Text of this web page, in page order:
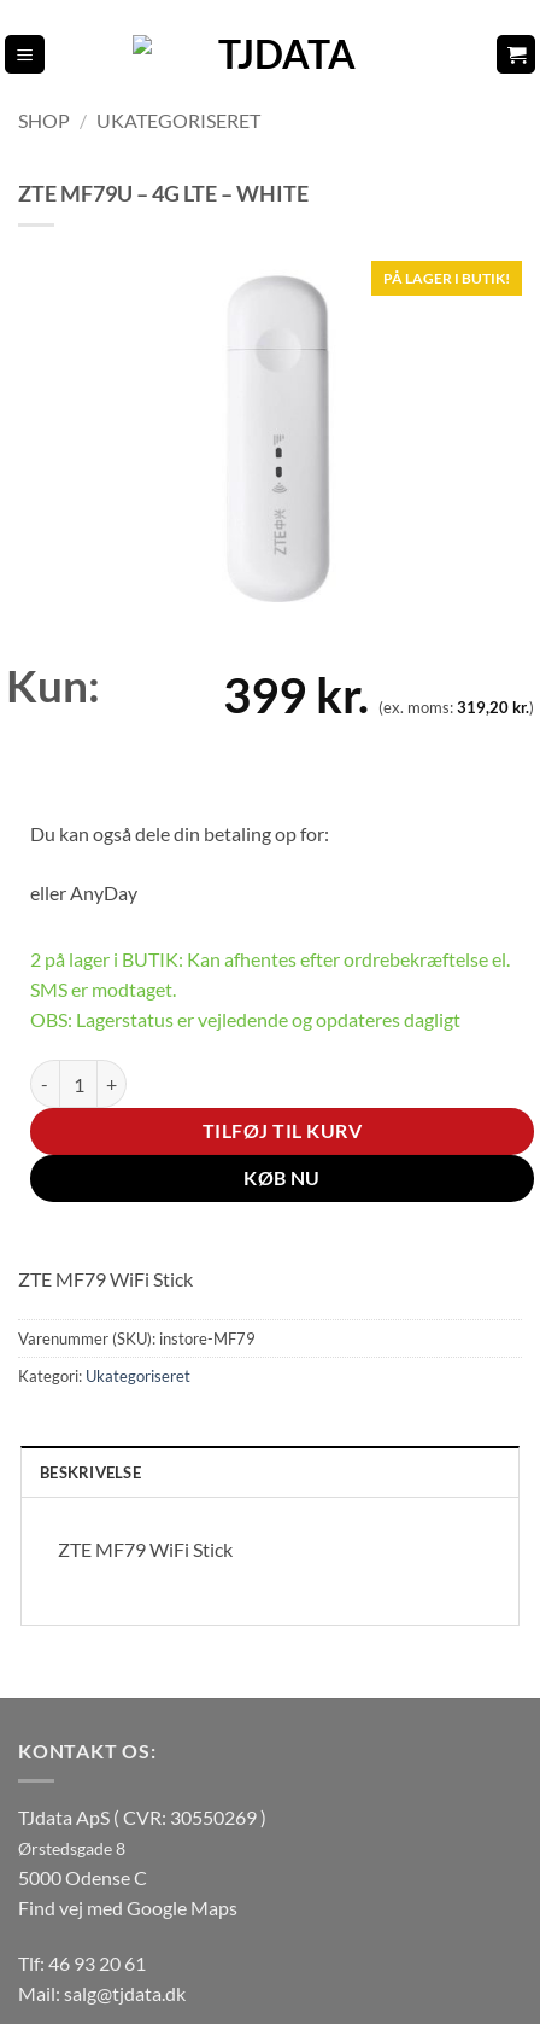
til
indhold
SHOP / UKATEGORISERET
ZTE MF79U – 4G LTE – WHITE
PÅ LAGER I BUTIK!
Kun: 399 kr. (ex. moms:319,20kr.)
Du kan også dele din betaling op for:
ellerAnyDay
2 på lager i BUTIK: Kan afhentes efter ordrebekræftelse el.
SMS er modtaget.
OBS: Lagerstatus er vejledende og opdateres dagligt
ZTE MF79U - 4G LTE - WHITE antal
TILFØJ TIL KURV
KØB NU
ZTE MF79 WiFi Stick
Varenummer (SKU): instore-MF79
Kategori: Ukategoriseret
BESKRIVELSE
ZTE MF79 WiFi Stick
KONTAKT OS:
TJdata ApS ( CVR: 30550269 )
Ørstedsgade 8
5000 Odense C
Find vej med Google Maps
Tlf: 46 93 20 61
Mail: salg@tjdata.dk